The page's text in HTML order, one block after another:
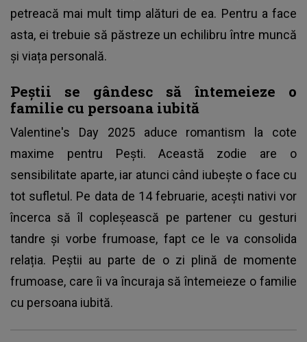
petreacă mai mult timp alături de ea. Pentru a face
asta, ei trebuie să păstreze un echilibru între muncă
și viața personală.
Peștii se gândesc să întemeieze o
familie cu persoana iubită
Valentine's Day 2025 aduce romantism la cote
maxime pentru Pești. Această zodie are o
sensibilitate aparte, iar atunci când iubește o face cu
tot sufletul. Pe data de 14 februarie, acești nativi vor
încerca să îl copleșească pe partener cu gesturi
tandre și vorbe frumoase, fapt ce le va consolida
relația. Peștii au parte de o zi plină de momente
frumoase, care îi va încuraja să întemeieze o familie
cu persoana iubită.